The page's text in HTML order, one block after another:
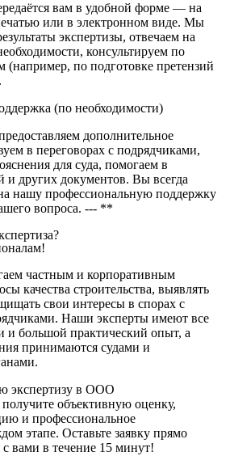
вам в удобной форме — на
или в электронном виде. Мы
экспертизы, отвечаем на
консультируем по
(например, по подготовке претензий
(по необходимости)
дополнительное
в переговорах с подрядчиками,
для суда, помогаем в
и других документов. Вы всегда
нашу профессиональную поддержку
вопроса. --- **
частным и корпоративным
качества строительства, выявлять
свои интересы в спорах с
Наши эксперты имеют все
и большой практический опыт, а
принимаются судами и
экспертизу в ООО
объективную оценку,
и профессиональное
этапе. Оставьте заявку прямо
вами в течение 15 минут!